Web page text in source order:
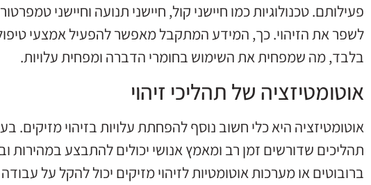
פעילותם. טכנולוגיות כמו חיישני קול, חיישני תנועה וחיישני
לשפר את הזיהוי. כך, המידע המתקבל מאפשר להפעיל אמצעי
בלבד, מה שמפחית את השימוש בחומרי הדברה ומפחית עלויות.
אוטומטיזציה של תהליכי זיהוי
אוטומטיזציה היא כלי חשוב נוסף להפחתת עלויות בזיהוי מזיקים.
תהליכים שדורשים זמן רב ומאמץ אנושי יכולים להתבצע במהירות
ברובוטים או מערכות אוטומטיות לזיהוי מזיקים יכול להקל על